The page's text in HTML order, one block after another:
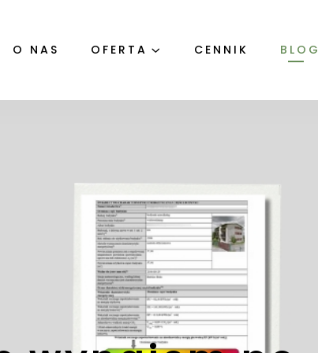
O NAS OFERTA CENNIK BLOG